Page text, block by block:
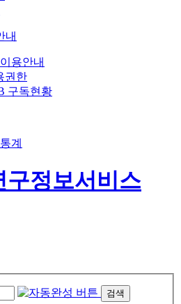
내
용안내
권한
구독현황
계
검색